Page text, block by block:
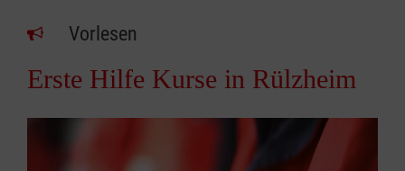
Vorlesen
Erste Hilfe Kurse in Rülzheim